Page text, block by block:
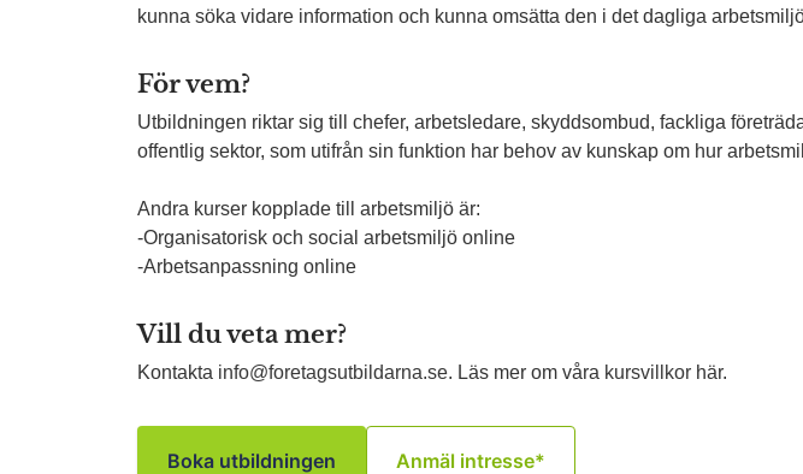
kunna söka vidare information och kunna omsätta den i det dagliga
För vem?
Utbildningen riktar sig till chefer, arbetsledare, skyddsombud, fackliga
offentlig sektor, som utifrån sin funktion har behov av kunskap om hur
Andra kurser kopplade till arbetsmiljö är:
-Organisatorisk och social arbetsmiljö online
-Arbetsanpassning online
Vill du veta mer?
Kontakta info@foretagsutbildarna.se. Läs mer om våra kursvillkor här.
Boka utbildningen Anmäl intresse*